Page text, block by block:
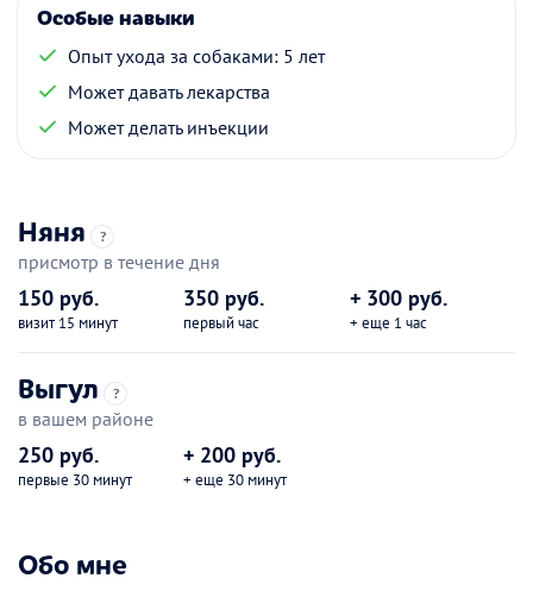
Особые навыки
Опыт ухода за собаками: 5 лет
Может давать лекарства
Может делать инъекции
Няня ?
присмотр в течение дня
150 руб.
визит 15 минут
350 руб.
первый час
+ 300 руб.
+ еще 1 час
Выгул ?
в вашем районе
250 руб.
первые 30 минут
+ 200 руб.
+ еще 30 минут
Обо мне